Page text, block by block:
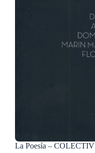
La Poesía – COLECTIV